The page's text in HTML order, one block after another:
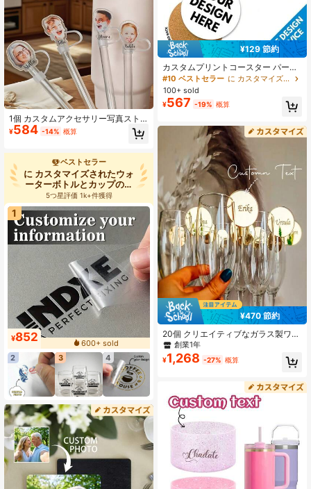
1個 カスタムアクセサリー写真スト
ロートッパー、カスタム写真、パー
ソナライズされたストロートッパ
真ストロートッパー - 30オンス、40
オンスのカップに対応するパーソナ
ライズされたストローカバー、ブラ
ンチに最適
¥584 -14% 概算
ベストセラー
に カスタマイズされたウォ
ーターボトルとカップのア
クセサリー
5つ星評価 1k+件獲得
1
¥852
600+ sold
2
3 4
¥129 節約
カスタムプリントコースター パーソ
ナライズドドリンクマット 写真付
き、バーウェアアクセサリー、ホー
ム&バーデコレーション用カスタムカ
ップコースター、パーソナライズド
#10 ベストセラー
に カスタマイズされたウォーターボトルとカップのアクセサリー
100+ sold
¥567 -19% 概算
¥470 節約
20個 クリエイティブなガラス製ワイ
ングラスチャーム 結婚式席札 ドリン
クタグ シャンパングラスチャーム 丸
型ネームタグ お手入れ簡単 高品質
ニーク 彼氏・彼女・父・母・家族・
友人・息子・娘・学生・子供向け 記
念日・誕生日・学校・オフィス・ホ
ーム・お土産に最適なギフト
創業1年
¥1,268 -27% 概算